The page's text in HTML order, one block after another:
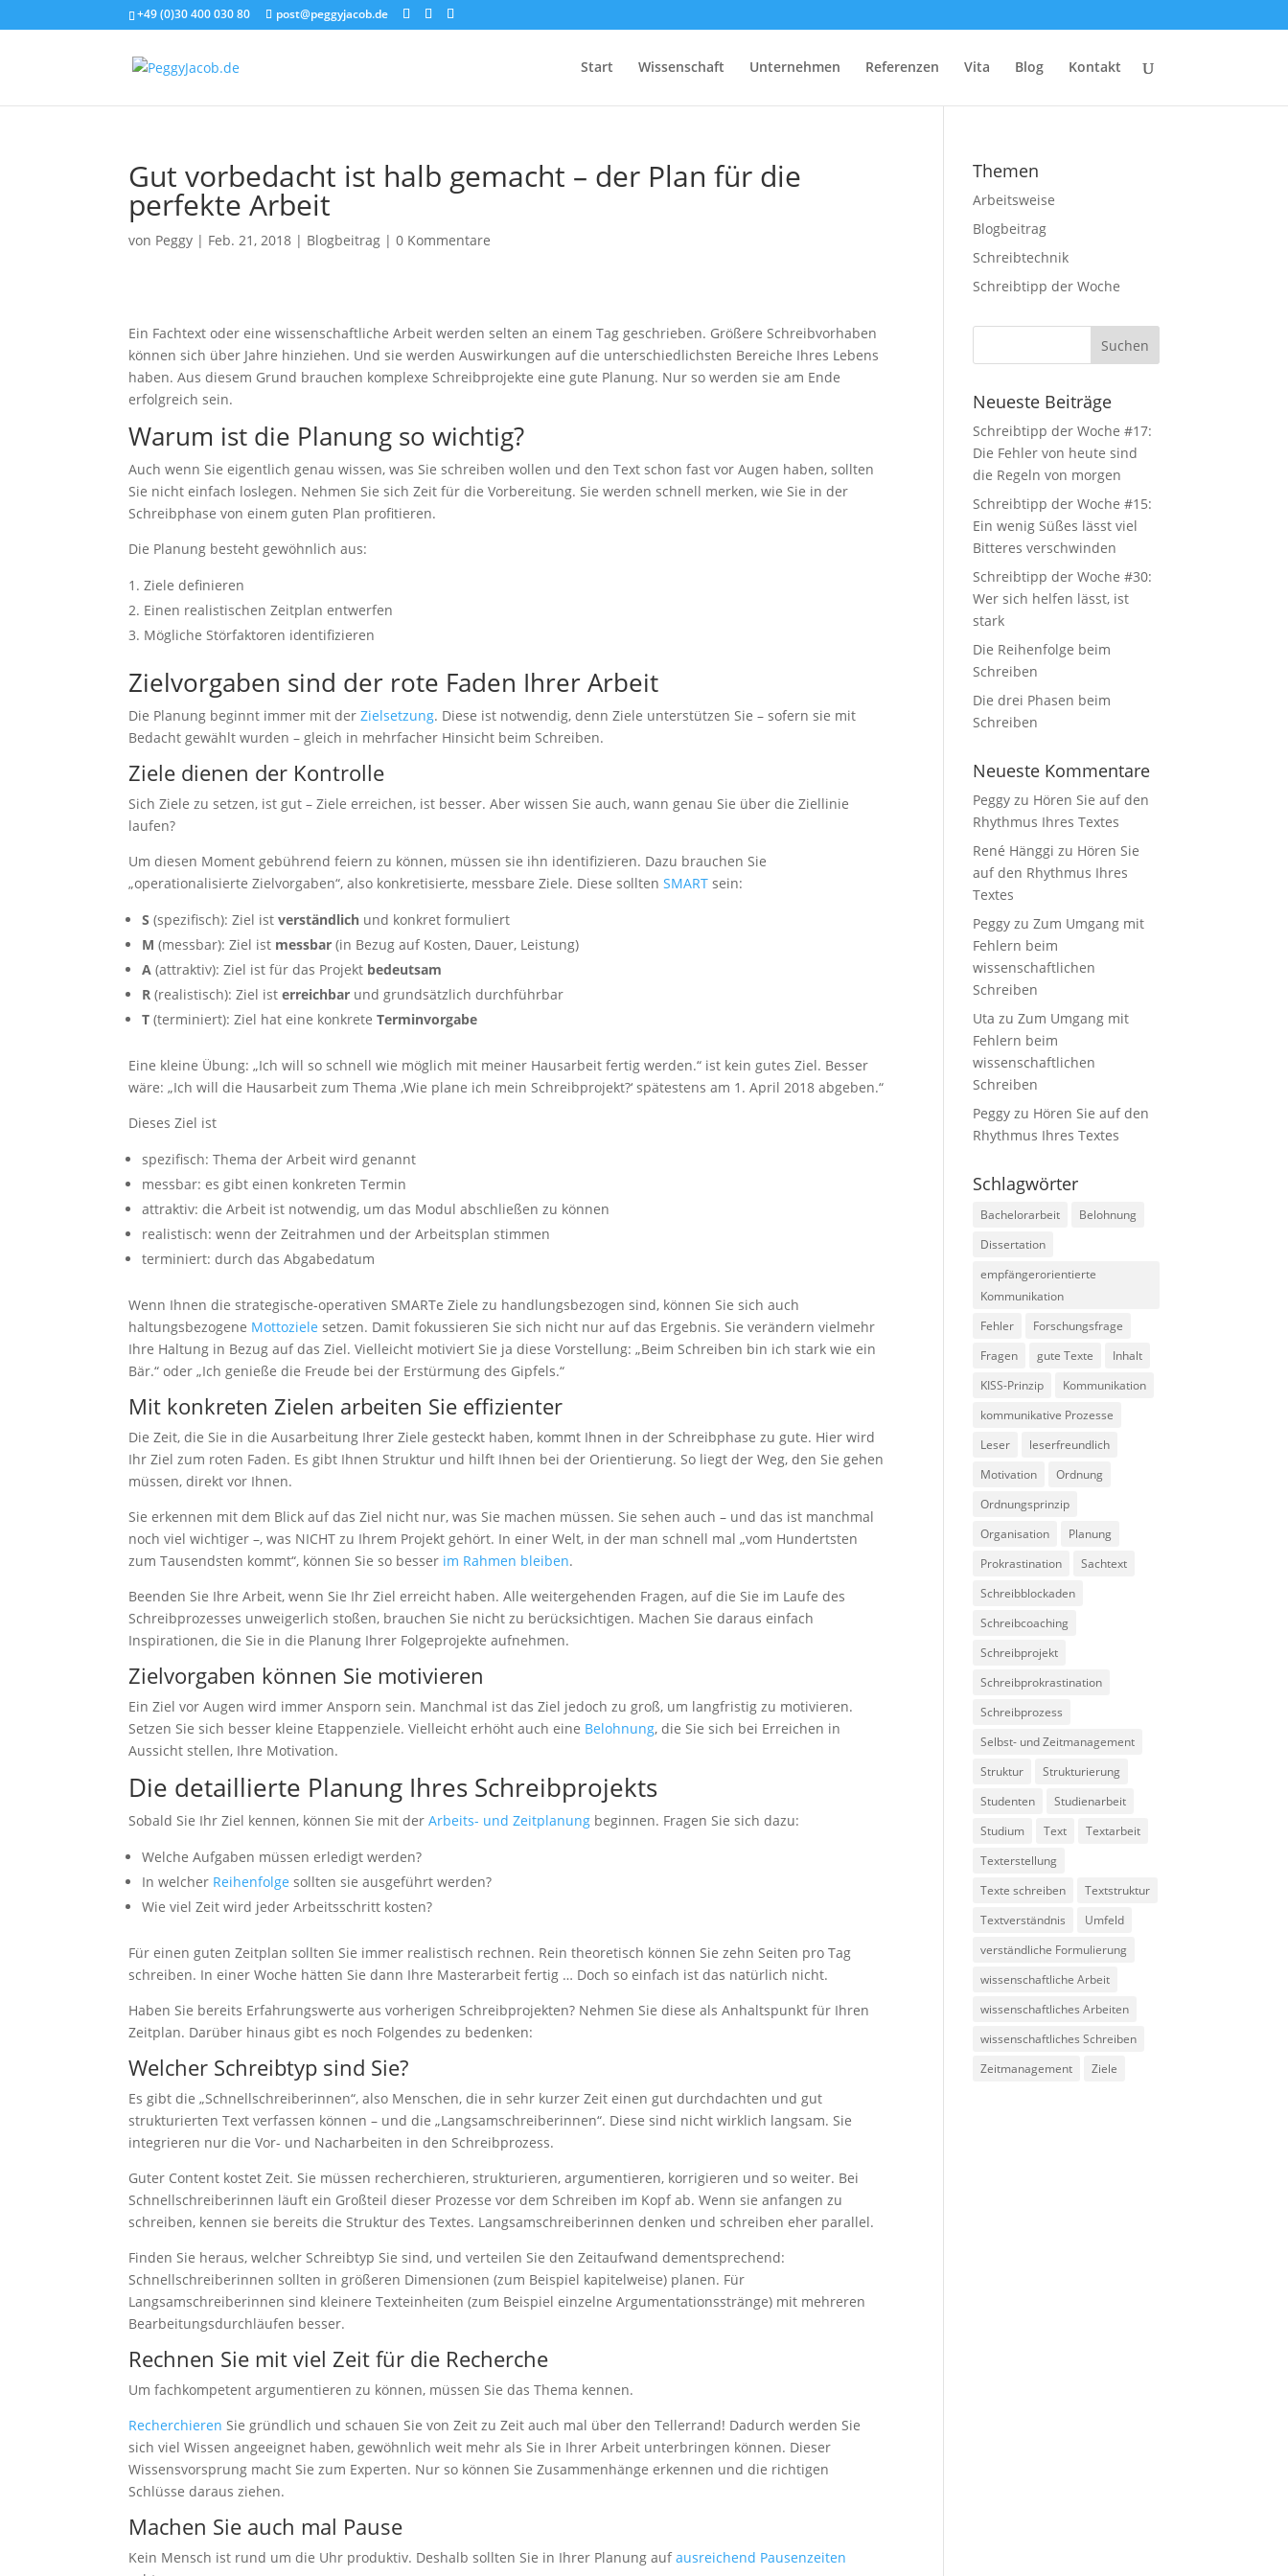
+49 (0)30 400 030 80 post@peggyjacob.de
Start Wissenschaft Unternehmen Referenzen Vita Blog Kontakt
Gut vorbedacht ist halb gemacht – der Plan für die
perfekte Arbeit
von Peggy | Feb. 21, 2018 | Blogbeitrag |0 Kommentare
Ein Fachtext oder eine wissenschaftliche Arbeit werden selten an einem Tag geschrieben. Größere Schreibvorhaben
können sich über Jahre hinziehen. Und sie werden Auswirkungen auf die unterschiedlichsten Bereiche Ihres Lebens
haben. Aus diesem Grund brauchen komplexe Schreibprojekte eine gute Planung. Nur so werden sie am Ende
erfolgreich sein.
Warum ist die Planung so wichtig?
Auch wenn Sie eigentlich genau wissen, was Sie schreiben wollen und den Text schon fast vor Augen haben, sollten
Sie nicht einfach loslegen. Nehmen Sie sich Zeit für die Vorbereitung. Sie werden schnell merken, wie Sie in der
Schreibphase von einem guten Plan profitieren.
Die Planung besteht gewöhnlich aus:
Ziele definieren
Einen realistischen Zeitplan entwerfen
Mögliche Störfaktoren identifizieren
Zielvorgaben sind der rote Faden Ihrer Arbeit
Die Planung beginnt immer mit derZielsetzung. Diese ist notwendig, denn Ziele unterstützen Sie – sofern sie mit
Bedacht gewählt wurden – gleich in mehrfacher Hinsicht beim Schreiben.
Ziele dienen der Kontrolle
Sich Ziele zu setzen, ist gut – Ziele erreichen, ist besser. Aber wissen Sie auch, wann genau Sie über die Ziellinie
laufen?
Um diesen Moment gebührend feiern zu können, müssen sie ihn identifizieren. Dazu brauchen Sie
„operationalisierte Zielvorgaben“, also konkretisierte, messbare Ziele. Diese solltenSMART sein:
S (spezifisch): Ziel istverständlich und konkret formuliert
M (messbar): Ziel ist messbar (in Bezug auf Kosten, Dauer, Leistung)
A (attraktiv): Ziel ist für das Projekt bedeutsam
R (realistisch): Ziel isterreichbar und grundsätzlich durchführbar
T (terminiert): Ziel hat eine konkreteTerminvorgabe
Eine kleine Übung: „Ich will so schnell wie möglich mit meiner Hausarbeit fertig werden.“ ist kein gutes Ziel. Besser
wäre: „Ich will die Hausarbeit zum Thema ‚Wie plane ich mein Schreibprojekt?‘ spätestens am 1. April 2018 abgeben.“
Dieses Ziel ist
spezifisch: Thema der Arbeit wird genannt
messbar: es gibt einen konkreten Termin
attraktiv: die Arbeit ist notwendig, um das Modul abschließen zu können
realistisch: wenn der Zeitrahmen und der Arbeitsplan stimmen
terminiert: durch das Abgabedatum
Wenn Ihnen die strategische-operativen SMARTe Ziele zu handlungsbezogen sind, können Sie sich auch
haltungsbezogene Mottoziele setzen. Damit fokussieren Sie sich nicht nur auf das Ergebnis. Sie verändern vielmehr
Ihre Haltung in Bezug auf das Ziel. Vielleicht motiviert Sie ja diese Vorstellung: „Beim Schreiben bin ich stark wie ein
Bär.“ oder „Ich genieße die Freude bei der Erstürmung des Gipfels.“
Mit konkreten Zielen arbeiten Sie effizienter
Die Zeit, die Sie in die Ausarbeitung Ihrer Ziele gesteckt haben, kommt Ihnen in der Schreibphase zu gute. Hier wird
Ihr Ziel zum roten Faden. Es gibt Ihnen Struktur und hilft Ihnen bei der Orientierung. So liegt der Weg, den Sie gehen
müssen, direkt vor Ihnen.
Sie erkennen mit dem Blick auf das Ziel nicht nur, was Sie machen müssen. Sie sehen auch – und das ist manchmal
noch viel wichtiger –, was NICHT zu Ihrem Projekt gehört. In einer Welt, in der man schnell mal „vom Hundertsten
zum Tausendsten kommt“, können Sie so besser im Rahmen bleiben.
Beenden Sie Ihre Arbeit, wenn Sie Ihr Ziel erreicht haben. Alle weitergehenden Fragen, auf die Sie im Laufe des
Schreibprozesses unweigerlich stoßen, brauchen Sie nicht zu berücksichtigen. Machen Sie daraus einfach
Inspirationen, die Sie in die Planung Ihrer Folgeprojekte aufnehmen.
Zielvorgaben können Sie motivieren
Ein Ziel vor Augen wird immer Ansporn sein. Manchmal ist das Ziel jedoch zu groß, um langfristig zu motivieren.
Setzen Sie sich besser kleine Etappenziele. Vielleicht erhöht auch eine Belohnung, die Sie sich bei Erreichen in
Aussicht stellen, Ihre Motivation.
Die detaillierte Planung Ihres Schreibprojekts
Sobald Sie Ihr Ziel kennen, können Sie mit derArbeits- und Zeitplanung beginnen. Fragen Sie sich dazu:
Welche Aufgaben müssen erledigt werden?
In welcher Reihenfolge sollten sie ausgeführt werden?
Wie viel Zeit wird jeder Arbeitsschritt kosten?
Für einen guten Zeitplan sollten Sie immer realistisch rechnen. Rein theoretisch können Sie zehn Seiten pro Tag
schreiben. In einer Woche hätten Sie dann Ihre Masterarbeit fertig … Doch so einfach ist das natürlich nicht.
Haben Sie bereits Erfahrungswerte aus vorherigen Schreibprojekten? Nehmen Sie diese als Anhaltspunkt für Ihren
Zeitplan. Darüber hinaus gibt es noch Folgendes zu bedenken:
Welcher Schreibtyp sind Sie?
Es gibt die „Schnellschreiberinnen“, also Menschen, die in sehr kurzer Zeit einen gut durchdachten und gut
strukturierten Text verfassen können – und die „Langsamschreiberinnen“. Diese sind nicht wirklich langsam. Sie
integrieren nur die Vor- und Nacharbeiten in den Schreibprozess.
Guter Content kostet Zeit. Sie müssen recherchieren, strukturieren, argumentieren, korrigieren und so weiter. Bei
Schnellschreiberinnen läuft ein Großteil dieser Prozesse vor dem Schreiben im Kopf ab. Wenn sie anfangen zu
schreiben, kennen sie bereits die Struktur des Textes. Langsamschreiberinnen denken und schreiben eher parallel.
Finden Sie heraus, welcher Schreibtyp Sie sind, und verteilen Sie den Zeitaufwand dementsprechend:
Schnellschreiberinnen sollten in größeren Dimensionen (zum Beispiel kapitelweise) planen. Für
Langsamschreiberinnen sind kleinere Texteinheiten (zum Beispiel einzelne Argumentationsstränge) mit mehreren
Bearbeitungsdurchläufen besser.
Rechnen Sie mit viel Zeit für die Recherche
Um fachkompetent argumentieren zu können, müssen Sie das Thema kennen.
Recherchieren Sie gründlich und schauen Sie von Zeit zu Zeit auch mal über den Tellerrand! Dadurch werden Sie
sich viel Wissen angeeignet haben, gewöhnlich weit mehr als Sie in Ihrer Arbeit unterbringen können. Dieser
Wissensvorsprung macht Sie zum Experten. Nur so können Sie Zusammenhänge erkennen und die richtigen
Schlüsse daraus ziehen.
Machen Sie auch mal Pause
Kein Mensch ist rund um die Uhr produktiv. Deshalb sollten Sie in Ihrer Planung aufausreichend Pausenzeiten
Themen
Arbeitsweise
Blogbeitrag
Schreibtechnik
Schreibtipp der Woche
Neueste Beiträge
Schreibtipp der Woche #17:
Die Fehler von heute sind
die Regeln von morgen
Schreibtipp der Woche #15:
Ein wenig Süßes lässt viel
Bitteres verschwinden
Schreibtipp der Woche #30:
Wer sich helfen lässt, ist
stark
Die Reihenfolge beim
Schreiben
Die drei Phasen beim
Schreiben
Neueste Kommentare
Peggy zu Hören Sie auf den
Rhythmus Ihres Textes
René Hänggi zu Hören Sie
auf den Rhythmus Ihres
Textes
Peggy zuZum Umgang mit
Fehlern beim
wissenschaftlichen
Schreiben
Uta zuZum Umgang mit
Fehlern beim
wissenschaftlichen
Schreiben
Peggy zu Hören Sie auf den
Rhythmus Ihres Textes
Schlagwörter
Bachelorarbeit
Belohnung
Dissertation
empfängerorientierte
Kommunikation
Fehler
Forschungsfrage
Fragen
gute Texte
Inhalt
KISS-Prinzip
Kommunikation
kommunikative Prozesse
Leser
leserfreundlich
Motivation
Ordnung
Ordnungsprinzip
Organisation
Planung
Prokrastination
Sachtext
Schreibblockaden
Schreibcoaching
Schreibprojekt
Schreibprokrastination
Schreibprozess
Selbst- und Zeitmanagement
Struktur
Strukturierung
Studenten
Studienarbeit
Studium
Text
Textarbeit
Texterstellung
Texte schreiben
Textstruktur
Textverständnis
Umfeld
verständliche Formulierung
wissenschaftliche Arbeit
wissenschaftliches Arbeiten
wissenschaftliches Schreiben
Zeitmanagement
Ziele
Benutzerführung
Mit diesen Cookies
Interessen und Ihr
erhöhen damit die
Wahrscheinlichkeit,